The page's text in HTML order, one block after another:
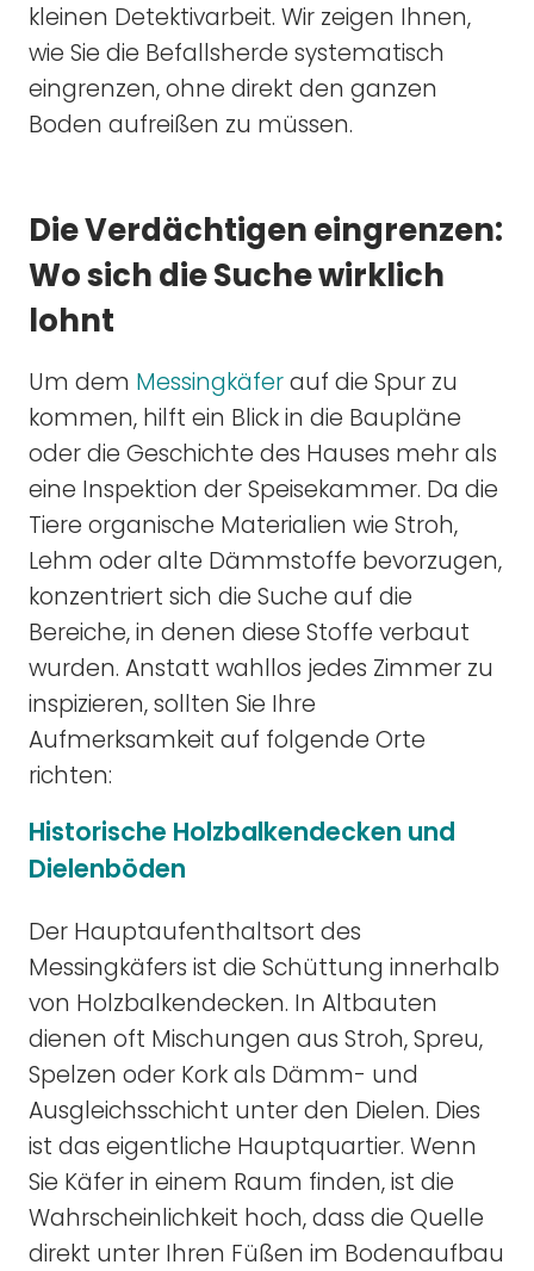
kleinen Detektivarbeit. Wir zeigen Ihnen,
wie Sie die Befallsherde systematisch
eingrenzen, ohne direkt den ganzen
Boden aufreißen zu müssen.
Die Verdächtigen eingrenzen:
Wo sich die Suche wirklich
lohnt
Um dem Messingkäferauf die Spur zu
kommen, hilft ein Blick in die Baupläne
oder die Geschichte des Hauses mehr als
eine Inspektion der Speisekammer. Da die
Tiere organische Materialien wie Stroh,
Lehm oder alte Dämmstoffe bevorzugen,
konzentriert sich die Suche auf die
Bereiche, in denen diese Stoffe verbaut
wurden. Anstatt wahllos jedes Zimmer zu
inspizieren, sollten Sie Ihre
Aufmerksamkeit auf folgende Orte
richten:
Historische Holzbalkendecken und
Dielenböden
Der Hauptaufenthaltsort des
Messingkäfers ist die Schüttung innerhalb
von Holzbalkendecken. In Altbauten
dienen oft Mischungen aus Stroh, Spreu,
Spelzen oder Kork als Dämm- und
Ausgleichsschicht unter den Dielen. Dies
ist das eigentliche Hauptquartier. Wenn
Sie Käfer in einem Raum finden, ist die
Wahrscheinlichkeit hoch, dass die Quelle
direkt unter Ihren Füßen im Bodenaufbau